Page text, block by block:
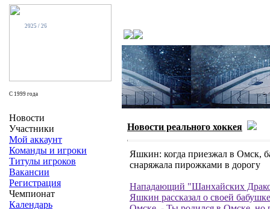
2025 / 26
C 1999 года
Новости
Участники
Мой аккаунт
Команды и игроки
Титулы игроков
Вакансии
Регистрация
Чемпионат
Календарь
Новости реального хоккея
Яшкин: когда приезжал в Омск,
снаряжала пирожками в дорогу
Нападающий "Шанхайских
Яшкин рассказал о своей